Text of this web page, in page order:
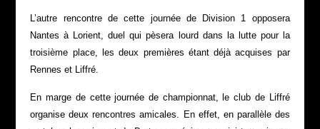
L’autre rencontre de cette journée de Division 1 opposera
Nantes à Lorient, duel qui pèsera lourd dans la lutte pour la
troisième place, les deux premières étant déjà acquises par
Rennes et Liffré.
En marge de cette journée de championnat, le club de Liffré
organise deux rencontres amicales. En effet, en parallèle des